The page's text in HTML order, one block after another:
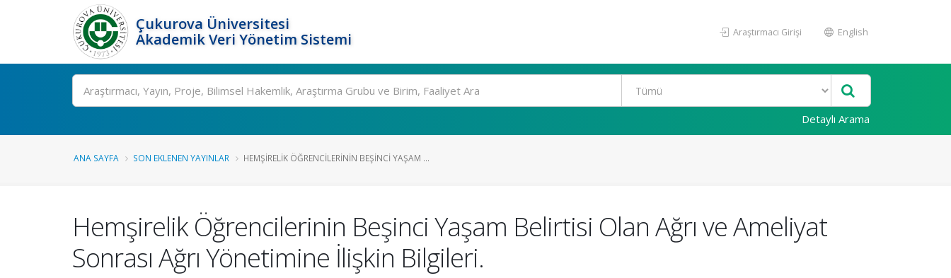
Çukurova Üniversitesi
Akademik Veri Yönetim Sistemi
Araştırmacı Girişi English
Ara
Detaylı Arama
ANA SAYFA SON EKLENEN YAYINLAR HEMŞIRELIK ÖĞRENCILERININ BEŞINCI YAŞAM ...
Hemşirelik Öğrencilerinin Beşinci Yaşam Belirtisi Olan Ağrı ve Ameliyat
Sonrası Ağrı Yönetimine İlişkin Bilgileri.